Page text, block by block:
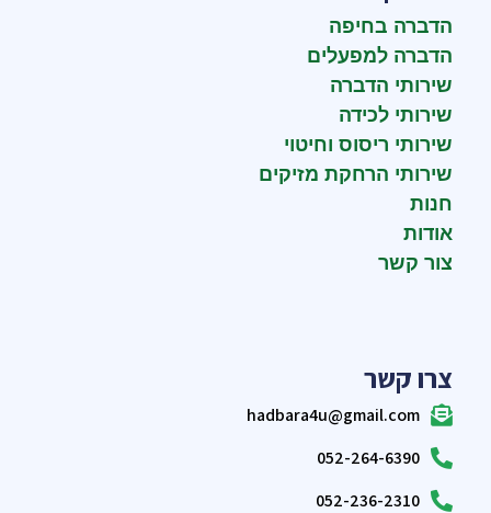
הדברה בחיפה
הדברה למפעלים
שירותי הדברה
שירותי לכידה
שירותי ריסוס וחיטוי
שירותי הרחקת מזיקים
חנות
אודות
צור קשר
צרו קשר
hadbara4u@gmail.com
052-264-6390
052-236-2310